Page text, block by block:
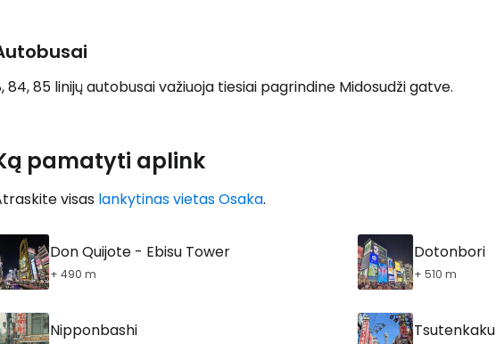
84, 85 linijų autobusai važiuoja tiesiai pagrindine Midosudži gatve.
pamatyti aplink
visas lankytinas vietas Osaka.
Don Quijote - Ebisu Tower
+ 490 m
Dotonbori
+ 510 m
Nipponbashi Tsutenkaku